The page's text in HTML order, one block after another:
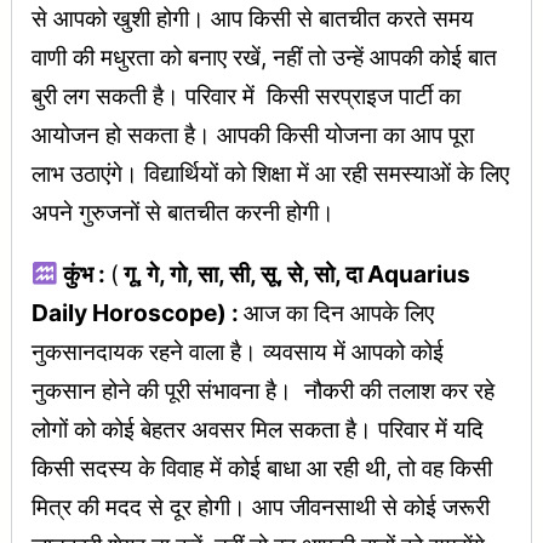
से आपको खुशी होगी। आप किसी से बातचीत करते समय
वाणी की मधुरता को बनाए रखें, नहीं तो उन्हें आपकी कोई बात
बुरी लग सकती है। परिवार में किसी सरप्राइज पार्टी का
आयोजन हो सकता है। आपकी किसी योजना का आप पूरा
लाभ उठाएंगे। विद्यार्थियों को शिक्षा में आ रही समस्याओं के लिए
अपने गुरुजनों से बातचीत करनी होगी।
कुंभ : (गू, गे, गो, सा, सी, सू, से, सो, दा Aquarius
Daily Horoscope) : आज का दिन आपके लिए
नुकसानदायक रहने वाला है। व्यवसाय में आपको कोई
नुकसान होने की पूरी संभावना है। नौकरी की तलाश कर रहे
लोगों को कोई बेहतर अवसर मिल सकता है। परिवार में यदि
किसी सदस्य के विवाह में कोई बाधा आ रही थी, तो वह किसी
मित्र की मदद से दूर होगी। आप जीवनसाथी से कोई जरूरी